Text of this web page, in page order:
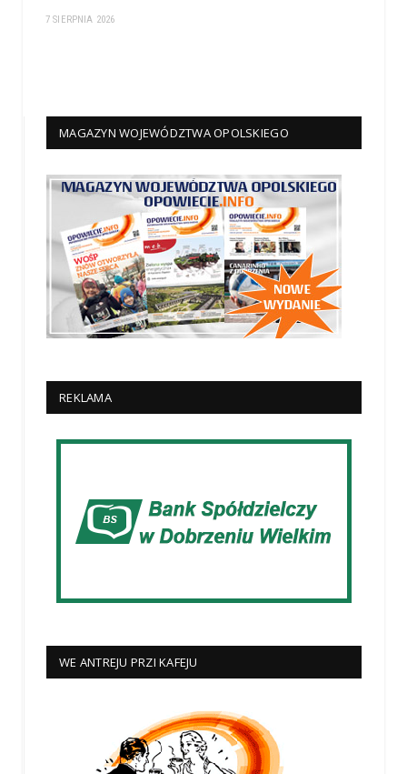
7 SIERPNIA 2026
MAGAZYN WOJEWÓDZTWA OPOLSKIEGO
REKLAMA
WE ANTREJU PRZI KAFEJU